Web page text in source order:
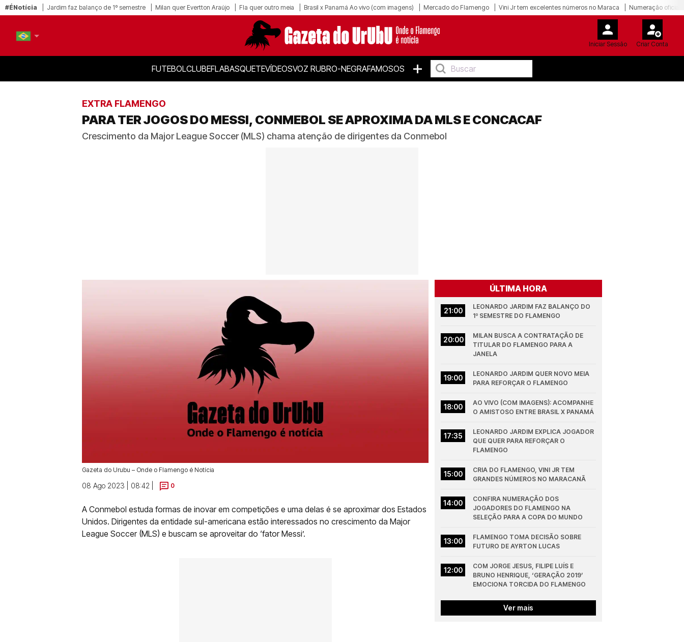
#ÉNotícia Jardim faz balanço de 1º semestre Milan quer Evertton Araújo Fla quer outro meia Brasil x Panamá Ao vivo (com imagens) Mercado do Flamengo Vini Jr tem excelentes números no Maraca Numeração oficial
Iniciar Sessão Criar Conta
FUTEBOLCLUBEFLABASQUETEVÍDEOSVOZ RUBRO-NEGRAFAMOSOS +
EXTRA FLAMENGO
PARA TER JOGOS DO MESSI, CONMEBOL SE APROXIMA DA MLS E CONCACAF
Crescimento da Major League Soccer (MLS) chama atenção de dirigentes da Conmebol
Gazeta do Urubu – Onde o Flamengo é Notícia
08 Ago 2023 | 08:42 | 0
A Conmebol estuda formas de inovar em competições e uma delas é se aproximar dos Estados
Unidos. Dirigentes da entidade sul-americana estão interessados no crescimento da Major
League Soccer (MLS) e buscam se aproveitar do ‘fator Messi’.
ÚLTIMA HORA
21:00
LEONARDO JARDIM FAZ BALANÇO DO
1º SEMESTRE DO FLAMENGO
20:00
MILAN BUSCA A CONTRATAÇÃO DE
TITULAR DO FLAMENGO PARA A
JANELA
19:00
LEONARDO JARDIM QUER NOVO MEIA
PARA REFORÇAR O FLAMENGO
18:00
AO VIVO (COM IMAGENS): ACOMPANHE
O AMISTOSO ENTRE BRASIL X PANAMÁ
17:35
LEONARDO JARDIM EXPLICA JOGADOR
QUE QUER PARA REFORÇAR O
FLAMENGO
15:00
CRIA DO FLAMENGO, VINI JR TEM
GRANDES NÚMEROS NO MARACANÃ
14:00
CONFIRA NUMERAÇÃO DOS
JOGADORES DO FLAMENGO NA
SELEÇÃO PARA A COPA DO MUNDO
13:00
FLAMENGO TOMA DECISÃO SOBRE
FUTURO DE AYRTON LUCAS
12:00
COM JORGE JESUS, FILIPE LUÍS E
BRUNO HENRIQUE, ‘GERAÇÃO 2019’
EMOCIONA TORCIDA DO FLAMENGO
Ver mais